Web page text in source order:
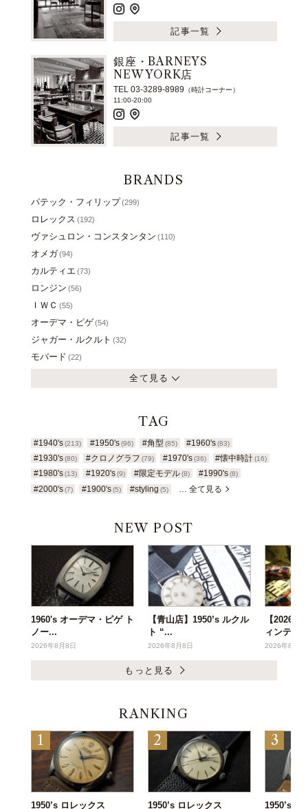
記事一覧
銀座・BARNEYS
NEW YORK店
TEL 03-3289-8989 （時計コーナー）
11:00-20:00
記事一覧
BRANDS
パテック・フィリップ(299)
ロレックス (192)
ヴァシュロン・コンスタンタン (110)
オメガ(94)
カルティエ (73)
ロンジン (56)
ＩＷＣ (55)
オーデマ・ピゲ(54)
ジャガー・ルクルト (32)
モバード (22)
全て見る
TAG
#1940's (213) #1950's(96) #角型 (85) #1960's (83)
#1930's (80) #クロノグラフ (79) #1970's(36) #懐中時計 (16)
#1980's (13) #1920's(9) #限定モデル(8) #1990's (8)
#2000's (7) #1900's(5) #styling (5) … 全て見る
NEW POST
1960's オーデマ・ピゲ ト
ノー...
2026年8月8日
【青山店】1950’s ルクル
ト “...
2026年8月8日
【2026年
ィンテー...
2026年8月6
もっと見る
RANKING
1950’s ロレックス 1950’s ロレックス 1950’s ヴ